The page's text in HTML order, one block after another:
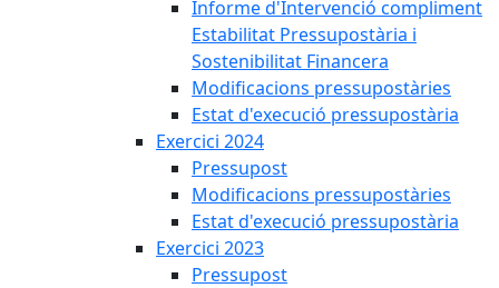
Informe d'Intervenció compliment
Estabilitat Pressupostària i
Sostenibilitat Financera
Modificacions pressupostàries
Estat d'execució pressupostària
Exercici 2024
Pressupost
Modificacions pressupostàries
Estat d'execució pressupostària
Exercici 2023
Pressupost